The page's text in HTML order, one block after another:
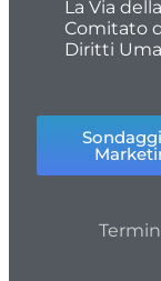
La Via
Comitato
Diritti